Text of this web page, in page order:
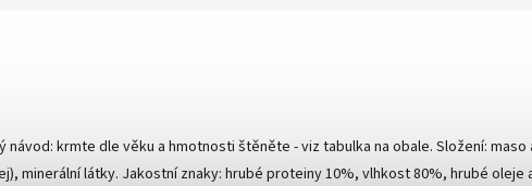
krmte dle věku a hmotnosti štěněte - viz tabulka na obale. Složení:
minerální látky. Jakostní znaky: hrubé proteiny 10%, vlhkost 80%, hrubé oleje